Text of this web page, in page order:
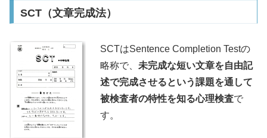
SCT（文章完成法）
SCTはSentence Completion Testの
略称で、 未完成な短い文章を自由記
述で完成させるという課題を通して
被検査者の特性を知る心理検査で
す。